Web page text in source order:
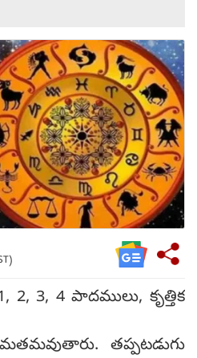
3, 4 పాదములు, కృత్తిక
తప్పటడుగు